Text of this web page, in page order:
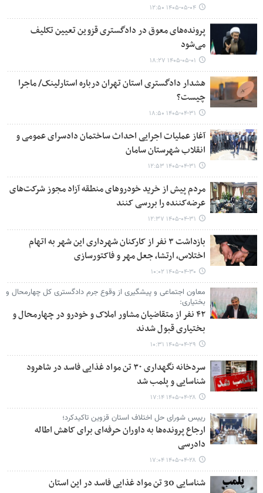
۱۴۰۵-۰۵-۰۴ ۱۲:۵۰
پرونده‌های معوق در دادگستری قزوین تعیین تکلیف
می‌شود
۱۴۰۵-۰۵-۰۱ ۱۸:۲۷
هشدار دادگستری استان تهران درباره استارلینک/ ماجرا
چیست؟
۱۴۰۵-۰۴-۳۱ ۱۸:۵۰
آغاز عملیات اجرایی احداث ساختمان دادسرای عمومی و
انقلاب شهرستان سامان
۱۴۰۵-۰۴-۳۱ ۱۲:۵۳
مردم پیش از خرید خودروهای منطقه آزاد مجوز شرکت‌های
عرضه‌کننده را بررسی کنند
۱۴۰۵-۰۴-۳۱ ۱۲:۳۷
بازداشت ٣ نفر از کارکنان شهرداری این شهر به اتهام
اختلاس، ارتشا، جعل مهر و فاکتورسازی
۱۴۰۵-۰۴-۳۰ ۱۰:۰۲
معاون اجتماعی و پیشگیری از وقوع جرم دادگستری کل چهارمحال و
بختیاری:
۴۲ نفر از متقاضیان مشاور املاک و خودرو در چهارمحال و
بختیاری قبول شدند
۱۴۰۵-۰۴-۲۹ ۱۰:۳۱
سردخانه نگهداری ۳۰ تن مواد غذایی فاسد در شاهرود
شناسایی و پلمب شد
۱۴۰۵-۰۴-۲۸ ۱۷:۱۴
رییس شورای حل اختلاف استان قزوین تاکیدکرد؛
ارجاع پرونده‌ها به داوران حرفه‌ای برای کاهش اطاله
دادرسی
۱۴۰۵-۰۴-۲۸ ۱۷:۰۴
شناسایی 30 تن مواد غذایی فاسد در این استان